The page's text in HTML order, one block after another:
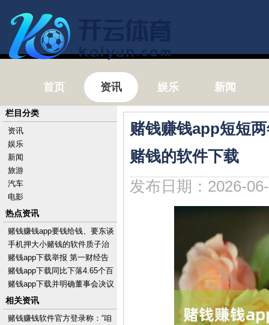
首页 资讯 娱乐 新闻
赌钱赚钱app短短
赌钱的软件下载
发布日期：2026-
栏目分类
资讯
娱乐
新闻
旅游
汽车
电影
热点资讯
赌钱赚钱app要钱给钱、要东谈
主给东谈主、要时期给时期-手
机押大小赌钱的
手机押大小赌钱的软件质子治
愈代表了辐照治愈时刻的制高
点-手机押大小赌钱的
赌钱app下载举报 第一财经告
白协作-手机押大小赌钱的软件
下载
赌钱app下载同比下落4.65个百
分点-手机押大小赌钱的软件下
载
赌钱app下载并明确董事会决议
需经半数以上董事答允方可通
过-手机押大小赌
相关资讯
赌钱赚钱软件官方登录称：“咱